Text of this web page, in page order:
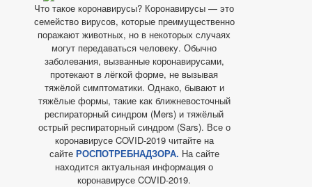
Что такое коронавирусы? Коронавирусы — это
семейство вирусов, которые преимущественно
поражают животных, но в некоторых случаях
могут передаваться человеку. Обычно
заболевания, вызванные коронавирусами,
протекают в лёгкой форме, не вызывая
тяжёлой симптоматики. Однако, бывают и
тяжёлые формы, такие как ближневосточный
респираторный синдром (Mers) и тяжёлый
острый респираторный синдром (Sars). Все о
коронавирусе COVID-2019 читайте на
сайте РОСПОТРЕБНАДЗОРА. На сайте
находится актуальная информация о
коронавирусе COVID-2019.